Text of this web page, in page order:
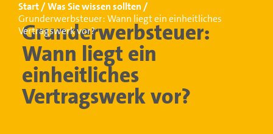
Start
Was Sie wissen sollten
Grunderwerbsteuer: Wann liegt ein einheitliches
Vertragswerk vor?
Grunderwerbsteuer:
Wann liegt ein
einheitliches
Vertragswerk vor?